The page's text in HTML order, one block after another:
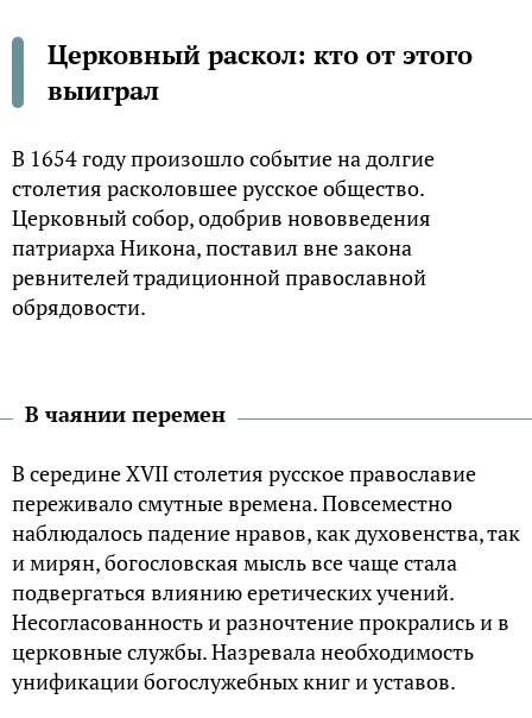
Церковный раскол: кто от этого
выиграл
В 1654 году произошло событие на долгие
столетия расколовшее русское общество.
Церковный собор, одобрив нововведения
патриарха Никона, поставил вне закона
ревнителей традиционной православной
обрядовости.
В чаянии перемен
В середине XVII столетия русское православие
переживало смутные времена. Повсеместно
наблюдалось падение нравов, как духовенства, так
и мирян, богословская мысль все чаще стала
подвергаться влиянию еретических учений.
Несогласованность и разночтение прокрались и в
церковные службы. Назревала необходимость
унификации богослужебных книг и уставов.